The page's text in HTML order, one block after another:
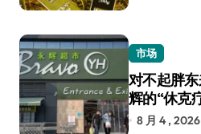
市场
对不起胖
辉的“休克
8 月 4 , 2026